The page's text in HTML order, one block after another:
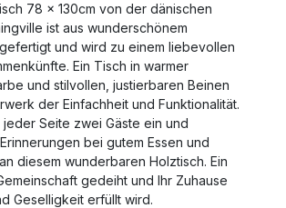
78 x 130cm von der dänischen
ist aus wunderschönem
und wird zu einem liebevollen
Ein Tisch in warmer
und stilvollen, justierbaren Beinen
der Einfachheit und Funktionalität.
jeder Seite zwei Gäste ein und
bei gutem Essen und
diesem wunderbaren Holztisch. Ein
gedeiht und Ihr Zuhause
Geselligkeit erfüllt wird.